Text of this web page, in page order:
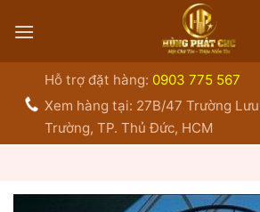
qua
Hỗ trợ đặt hàng: 0903 775 567
Xem hàng tại: 27B/47 Trường
Trường, TP. Thủ Đức, HCM